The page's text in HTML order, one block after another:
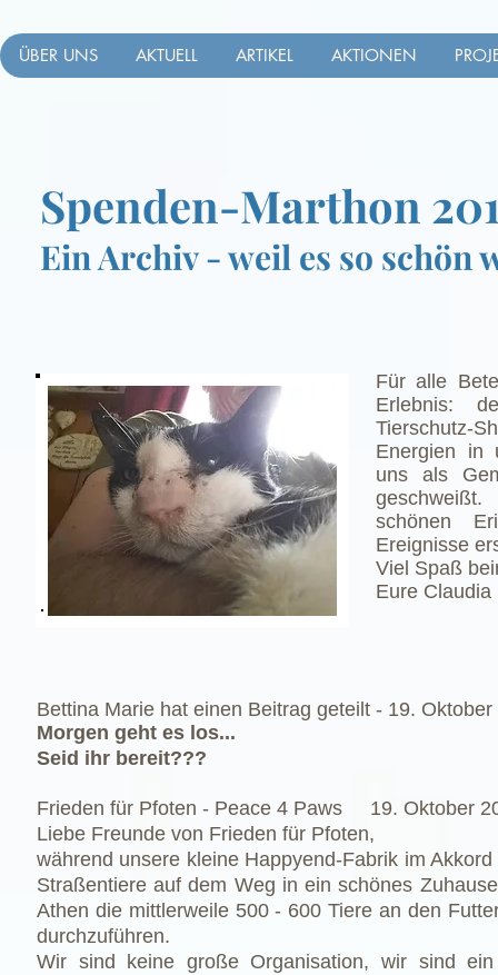
ÜBER UNS AKTUELL ARTIKEL AKTIONEN
Spenden-Marthon
Ein Archiv - weil es so schön
Für alle
Erlebnis:
Tierschutz-
Energien in
uns als
schönen
Ereignisse
Viel Spaß
Eure Claudia
Bettina Marie hat einen Beitrag geteilt - 19. Oktober
Morgen geht es los...
Seid ihr bereit???
Frieden für Pfoten - Peace 4 Paws 19. Oktober
Liebe Freunde von Frieden für Pfoten,
während unsere kleine Happyend-Fabrik im
Straßentiere auf dem Weg in ein schönes
Athen die mittlerweile 500 - 600 Tiere an den
durchzuführen.
Wir sind keine große Organisation, wir sind